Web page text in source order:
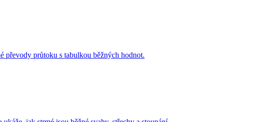
převody průtoku s tabulkou běžných hodnot.